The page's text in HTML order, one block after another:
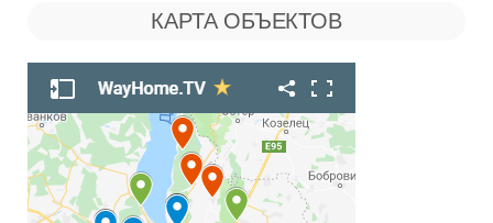
КАРТА ОБЪЕКТОВ